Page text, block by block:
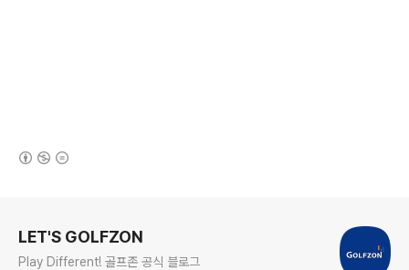
LET'S GOLFZON
Play Different! 골프존 공식 블로그